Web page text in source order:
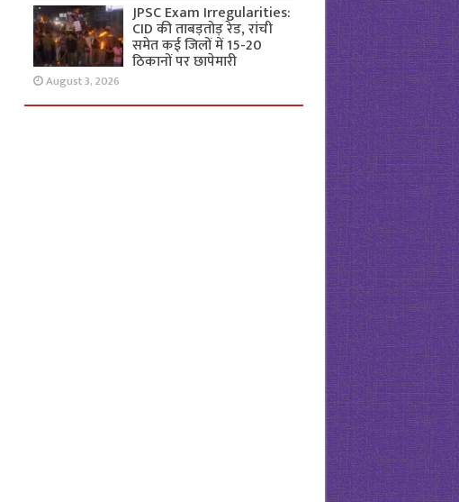
JPSC Exam Irregularities:
CID की ताबड़तोड़ रेड, रांची
समेत कई जिलों में 15-20
ठिकानों पर छापेमारी
August 3, 2026